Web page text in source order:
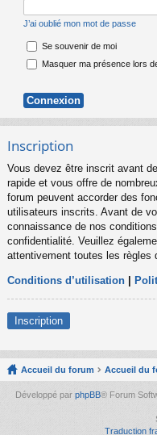
J’ai oublié mon mot de passe
Se souvenir de moi
Masquer ma présence lors
Inscription
Vous devez être inscrit avant
rapide et vous offre de
forum peuvent accorder des
utilisateurs inscrits. Avant de
connaissance de nos
confidentialité. Veuillez
attentivement toutes les règles
Conditions d’utilisation
Inscription
Accueil du forum Accueil du
Développé par phpBB® Forum
Traduction